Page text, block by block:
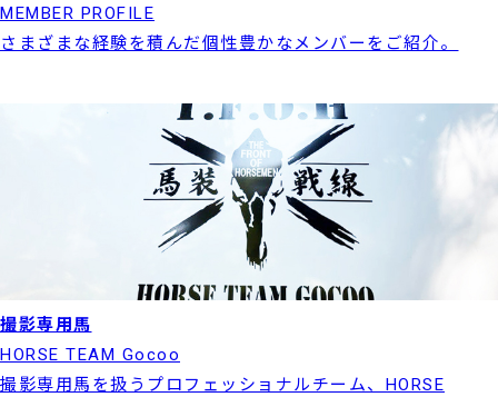
MEMBER PROFILE
さまざまな経験を積んだ個性豊かなメンバーをご紹介。
撮影専用馬
HORSE TEAM Gocoo
撮影専用馬を扱うプロフェッショナルチーム、HORSE